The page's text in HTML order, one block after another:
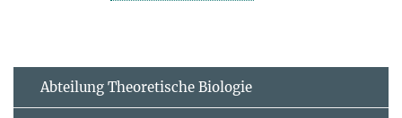
Abteilung Theoretische Biologie